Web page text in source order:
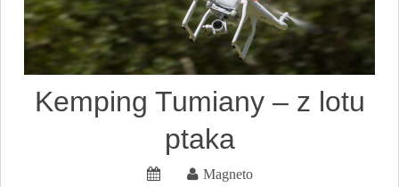
Kemping Tumiany – z lotu
ptaka
Magneto